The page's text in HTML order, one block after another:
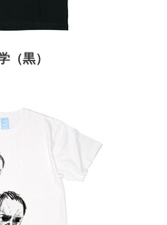
（黒）